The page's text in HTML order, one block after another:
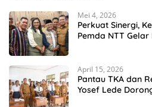
Mei 4, 2026
Perkuat Sinergi,
Pemda NTT
April 15, 2026
Pantau TKA dan
Yosef Lede